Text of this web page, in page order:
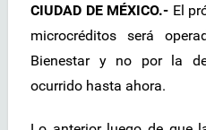
CIUDAD DE MÉXICO.- El
microcréditos será
Bienestar y no por la
ocurrido hasta ahora.